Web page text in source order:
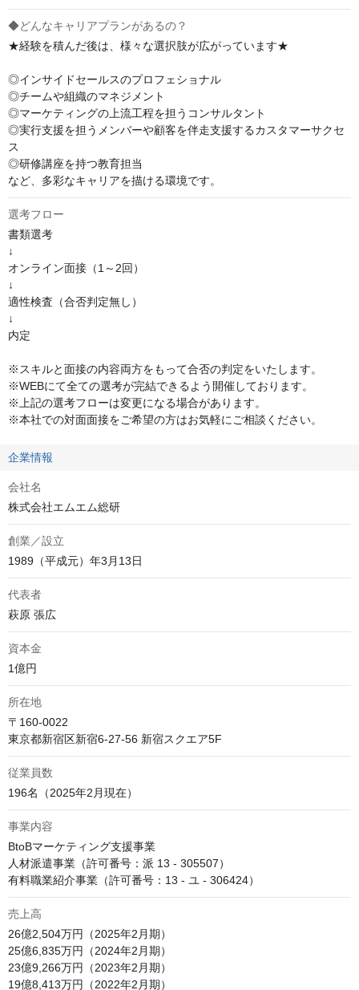
◆どんなキャリアプランがあるの？
★経験を積んだ後は、様々な選択肢が広がっています★
◎インサイドセールスのプロフェショナル
◎チームや組織のマネジメント
◎マーケティングの上流工程を担うコンサルタント
◎実行支援を担うメンバーや顧客を伴走支援するカスタマーサクセ
ス
◎研修講座を持つ教育担当
など、多彩なキャリアを描ける環境です。
選考フロー
書類選考
↓
オンライン面接（1～2回）
↓
適性検査（合否判定無し）
↓
内定
※スキルと面接の内容両方をもって合否の判定をいたします。
※WEBにて全ての選考が完結できるよう開催しております。
※上記の選考フローは変更になる場合があります。
※本社での対面面接をご希望の方はお気軽にご相談ください。
企業情報
会社名
株式会社エムエム総研
創業／設立
1989（平成元）年3月13日
代表者
萩原 張広
資本金
1億円
所在地
〒160-0022
従業員数
196名（2025年2月現在）
事業内容
BtoBマーケティング支援事業
人材派遣事業（許可番号：派 13 - 305507）
有料職業紹介事業（許可番号：13 - ユ - 306424）
売上高
26億2,504万円（2025年2月期）
25億6,835万円（2024年2月期）
23億9,266万円（2023年2月期）
19億8,413万円（2022年2月期）